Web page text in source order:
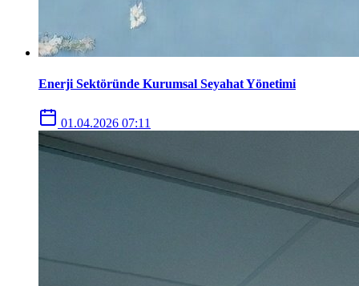
Enerji Sektöründe Kurumsal Seyahat Yönetimi
01.04.2026 07:11